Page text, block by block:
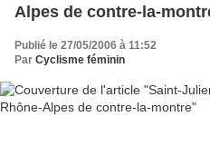
Alpes de contre-la-
Publié le 27/05/2006 à 11:52
Par Cyclisme féminin